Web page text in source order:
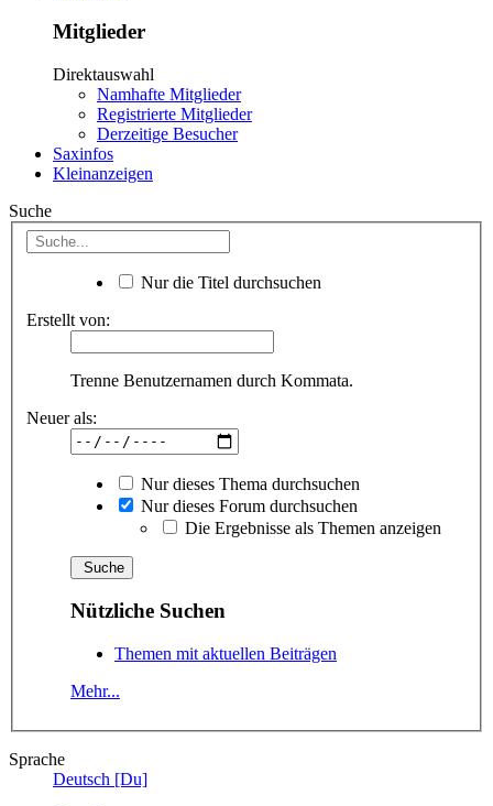
Mitglieder
Direktauswahl
Namhafte Mitglieder
Registrierte Mitglieder
Derzeitige Besucher
Saxinfos
Kleinanzeigen
Suche
Nur die Titel durchsuchen
Erstellt von:
Trenne Benutzernamen durch Kommata.
Neuer als:
Nur dieses Thema durchsuchen
Nur dieses Forum durchsuchen
Die Ergebnisse als Themen anzeigen
Nützliche Suchen
Themen mit aktuellen Beiträgen
Mehr...
Sprache
Deutsch [Du]